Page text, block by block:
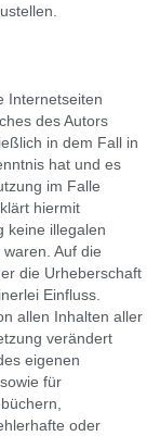
Internetseiten
des Autors
in dem Fall in
hat und es
im Falle
hiermit
keine illegalen
Auf die
die Urheberschaft
Einfluss.
allen Inhalten aller
verändert
eigenen
für
oder